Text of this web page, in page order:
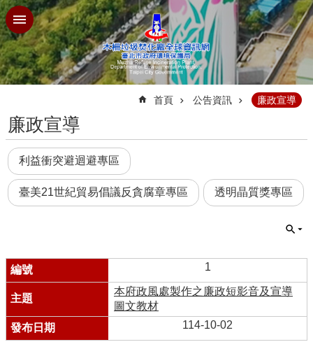
跳到主要內容區塊
首頁 公告資訊 廉政宣導
廉政宣導
利益衝突避迴避專區
臺美21世紀貿易倡議反貪腐章專區 透明晶質獎專區
1
本府政風處製作之廉政短影音及宣導
圖文教材
114-10-02